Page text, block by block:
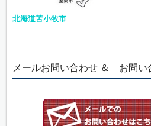
北海道苫小牧市
メールお問い合わせ ＆ お問い